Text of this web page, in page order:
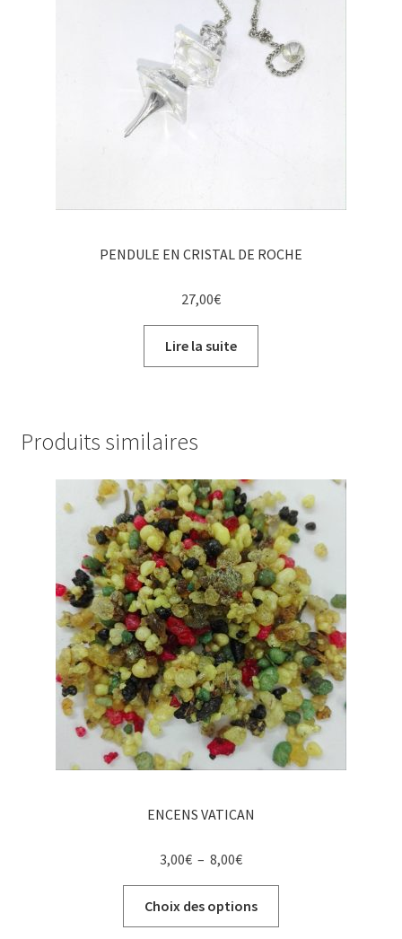
PENDULE EN CRISTAL DE ROCHE
27,00€
Lire la suite
Produits similaires
ENCENS VATICAN
3,00€ – 8,00€Plage
prix :
3,00€
Choix des options